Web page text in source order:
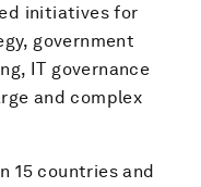
initiatives for
government
IT governance
and complex
15 countries and